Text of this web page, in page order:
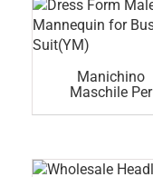
Manichino
Maschile Per